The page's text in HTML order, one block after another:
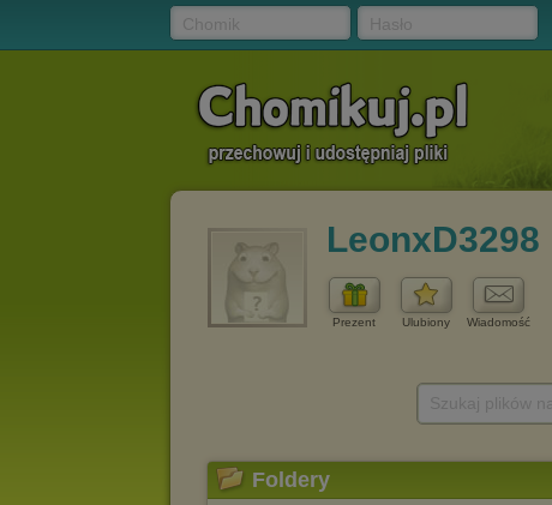
LeonxD3298
Prezent Ulubiony Wiadomość
Foldery